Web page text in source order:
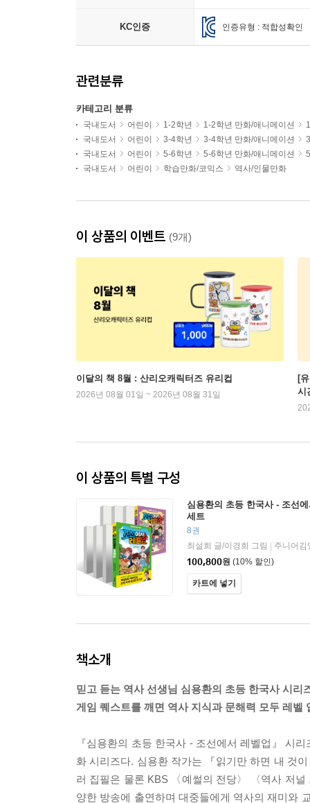
KC인증 인증유형 : 적합성확인
관련분류
카테고리 분류
국내도서 어린이 1-2학년 1-2학년 만화/애니메이션
국내도서
어린이 3-4학년 3-4학년 만화/애니메이션
국내도서
어린이 5-6학년 5-6학년 만화/애니메이션
국내도서
어린이 학습만화/코믹스 역사/인물만화
이 상품의 이벤트 (9개)
이달의 책 8월 : 산리오캐릭터즈 유리컵
2026년 08월 01일 ~ 2026년 08월 31일
[
시
이 상품의 특별 구성
심용환의 초등 한국사 - 조선
세트
8권
최설희 글/이경희 그림
주니어김
100,800원 (10% 할인)
카트에 넣기
책소개
믿고 듣는 역사 선생님 심용환의 초등 한국사 시리
게임 퀘스트를 깨면 역사 지식과 문해력 모두 레벨
『심용환의 초등 한국사 - 조선에서 레벨업』 시
화 시리즈다. 심용환 작가는 『읽기만 하면 내 것
러 집필은 물론 KBS 〈예썰의 전당〉 〈역사 저
양한 방송에 출연하며 대중들에게 역사의 재미와